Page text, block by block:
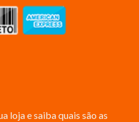
loja e saiba quais são as